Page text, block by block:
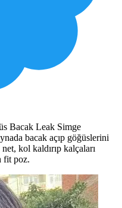
Bacak Leak Simge
bacak açıp göğüslerini
kol kaldırıp kalçaları
fit poz.